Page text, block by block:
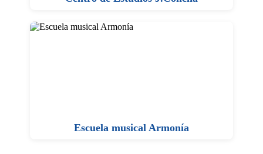
Escuela musical Armonía